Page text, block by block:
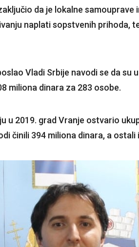
da je lokalne samouprave
naplati sopstvenih prihoda,
Vladi Srbije navodi se da su
miliona dinara za 283 osobe.
u 2019. grad Vranje ostvario
činili 394 miliona dinara, a